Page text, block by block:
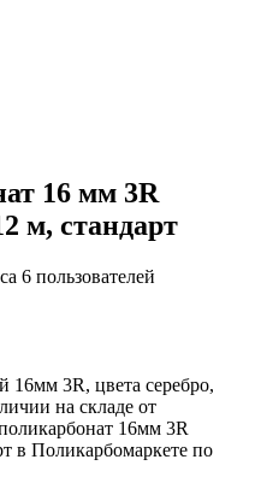
16 мм 3R
м, стандарт
6 пользователей
3R, цвета серебро,
на складе от
16мм 3R
в Поликарбомаркете по